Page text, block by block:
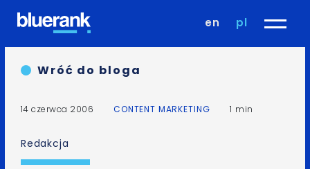
en pl
Wróć do bloga
14 czerwca 2006 CONTENT MARKETING 1 min
Redakcja